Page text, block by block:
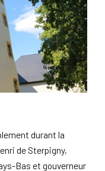
durant la
de Sterpigny,
Bas et gouverneur